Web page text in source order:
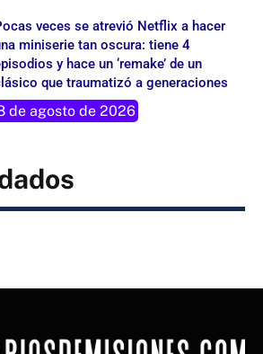
veces se atrevió Netflix a hacer
miniserie tan oscura: tiene 4
y hace un ‘remake’ de un
que traumatizó a generaciones
de agosto de 2026